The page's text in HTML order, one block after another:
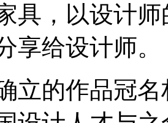
具，以设计
享给设计师。
立的作品冠